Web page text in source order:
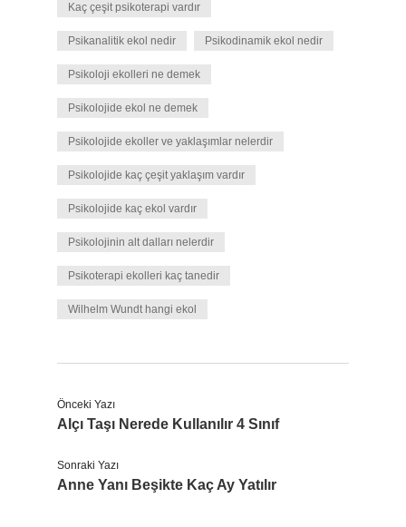
Kaç çeşit psikoterapi vardır
Psikanalitik ekol nedir Psikodinamik ekol nedir
Psikoloji ekolleri ne demek
Psikolojide ekol ne demek
Psikolojide ekoller ve yaklaşımlar nelerdir
Psikolojide kaç çeşit yaklaşım vardır
Psikolojide kaç ekol vardır
Psikolojinin alt dalları nelerdir
Psikoterapi ekolleri kaç tanedir
Wilhelm Wundt hangi ekol
Önceki Yazı
Alçı Taşı Nerede Kullanılır 4 Sınıf
Sonraki Yazı
Anne Yanı Beşikte Kaç Ay Yatılır